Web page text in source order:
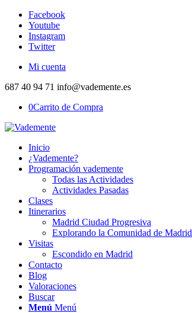
Facebook
Youtube
Instagram
Twitter
Mi cuenta
687 40 94 71 info@vademente.es
0Carrito de Compra
Inicio
¿Vademente?
Programación vademente
Todas las Actividades
Actividades Pasadas
Clases
Itinerarios
Madrid Ciudad Progresiva
Explorando la Comunidad de Madrid
Visitas
Escondido en Madrid
Contacto
Blog
Valoraciones
Buscar
Menú Menú